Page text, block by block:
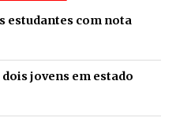
estudantes com nota
jovens em estado